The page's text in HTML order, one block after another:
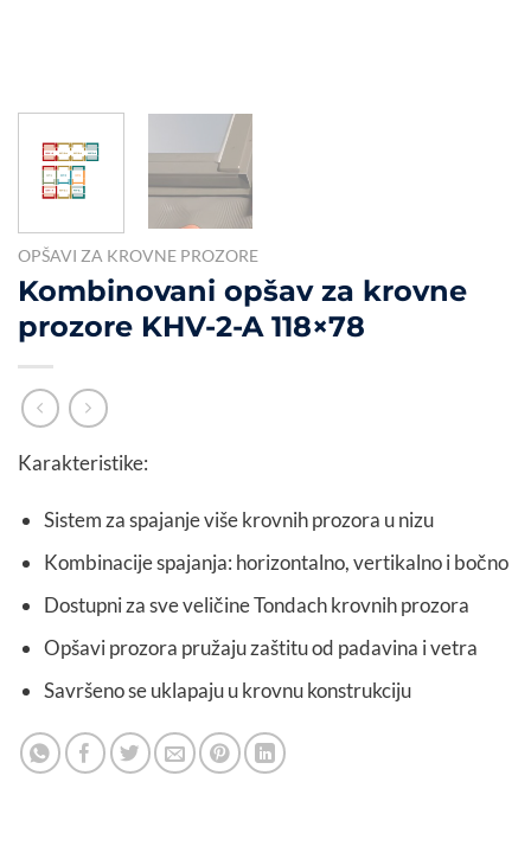
OPŠAVI ZA KROVNE PROZORE
Kombinovani opšav za krovne
prozore KHV-2-A 118×78
Karakteristike:
Sistem za spajanje više krovnih prozora u nizu
Kombinacije spajanja: horizontalno, vertikalno i bočno
Dostupni za sve veličine Tondach krovnih prozora
Opšavi prozora pružaju zaštitu od padavina i vetra
Savršeno se uklapaju u krovnu konstrukciju